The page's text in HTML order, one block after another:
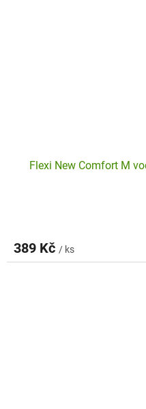
Flexi New Comfort M
389 Kč / ks